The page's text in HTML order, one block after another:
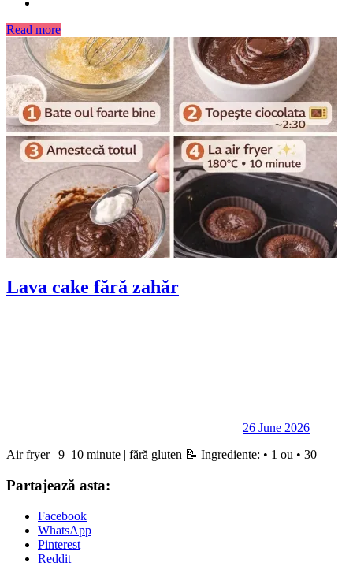
Read more
Lava cake fără zahăr
26 June 2026
Air fryer | 9–10 minute | fără gluten 📝 Ingrediente: • 1 ou • 30
Partajează asta:
Facebook
WhatsApp
Pinterest
Reddit